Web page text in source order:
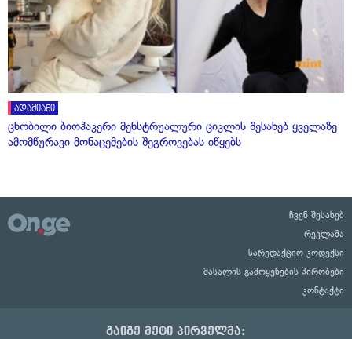
ადამიანი
ცნობილი ბიოჰაკერი მენსტრუალური ციკლის შესახებ ყველაზე
ამომწურავი მონაცემების შეგროვებას იწყებს
ჩვენ შესახებ
რეკლამა
სარედაქციო კოდექსი
მასალის გამოყენების პირობები
კონტაქტი
გაიგე მეტი პირველმა: